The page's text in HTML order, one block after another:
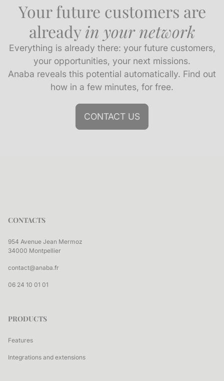
Your future customers are
alreadyin your network
Everything is already there: your future customers,
your opportunities, your next missions.
Anaba reveals this potential automatically. Find out
how in a few minutes, for free.
CONTACT US
CONTACTS
954 Avenue Jean Mermoz
34000 Montpellier
contact@anaba.fr
06 24 10 01 01
PRODUCTS
Features
Integrations and extensions